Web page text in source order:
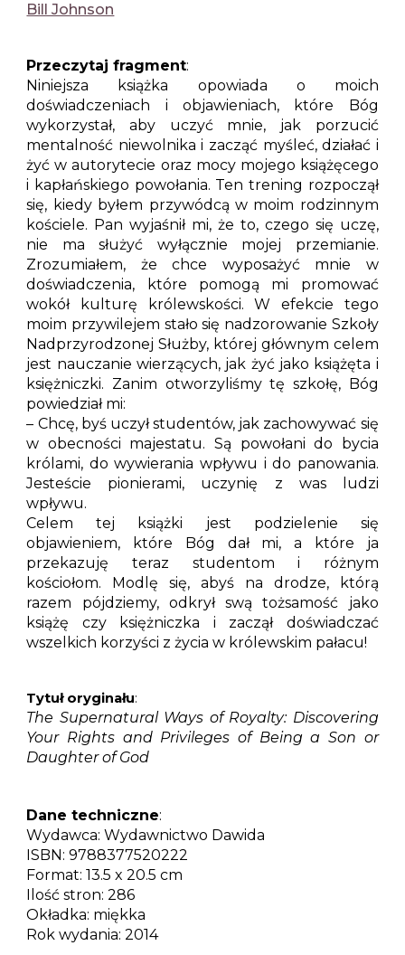
Bill Johnson
Przeczytaj fragment:
Niniejsza książka opowiada o moich
doświadczeniach i objawieniach, które Bóg
wykorzystał, aby uczyć mnie, jak porzucić
mentalność niewolnika i zacząć myśleć, działać i
żyć w autorytecie oraz mocy mojego książęcego
i kapłańskiego powołania. Ten trening rozpoczął
się, kiedy byłem przywódcą w moim rodzinnym
kościele. Pan wyjaśnił mi, że to, czego się uczę,
nie ma służyć wyłącznie mojej przemianie.
Zrozumiałem, że chce wyposażyć mnie w
doświadczenia, które pomogą mi promować
wokół kulturę królewskości. W efekcie tego
moim przywilejem stało się nadzorowanie Szkoły
Nadprzyrodzonej Służby, której głównym celem
jest nauczanie wierzących, jak żyć jako książęta i
księżniczki. Zanim otworzyliśmy tę szkołę, Bóg
powiedział mi:
– Chcę, byś uczył studentów, jak zachowywać się
w obecności majestatu. Są powołani do bycia
królami, do wywierania wpływu i do panowania.
Jesteście pionierami, uczynię z was ludzi
wpływu.
Celem tej książki jest podzielenie się
objawieniem, które Bóg dał mi, a które ja
przekazuję teraz studentom i różnym
kościołom. Modlę się, abyś na drodze, którą
razem pójdziemy, odkrył swą tożsamość jako
książę czy księżniczka i zaczął doświadczać
wszelkich korzyści z życia w królewskim pałacu!
Tytuł oryginału:
The Supernatural Ways of Royalty: Discovering
Your Rights and Privileges of Being a Son or
Daughter of God
Dane techniczne:
Wydawca: Wydawnictwo Dawida
ISBN: 9788377520222
Format: 13.5 x 20.5 cm
Ilość stron: 286
Okładka: miękka
Rok wydania: 2014